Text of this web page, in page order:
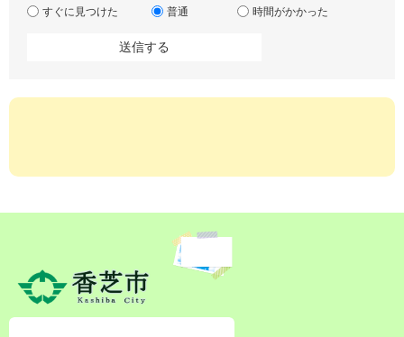
すぐに見つけた
普通 時間がかかった